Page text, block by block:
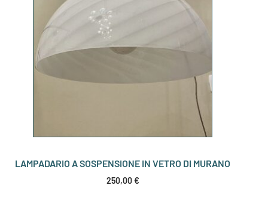
LAMPADARIO A SOSPENSIONE IN VETRO DI MURANO
250,00€